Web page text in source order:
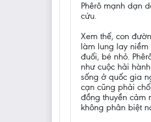
Phêrô mạnh dạn
cứu.
Xem thế, con
làm lung lay niềm
đuối, bé nhỏ.
như cuộc hải
sống ở quốc gia
cạn cũng phải
đồng thuyền cảm
không phân biệt